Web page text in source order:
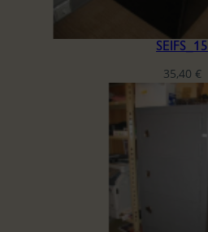
SEIFS_15
35,40 €